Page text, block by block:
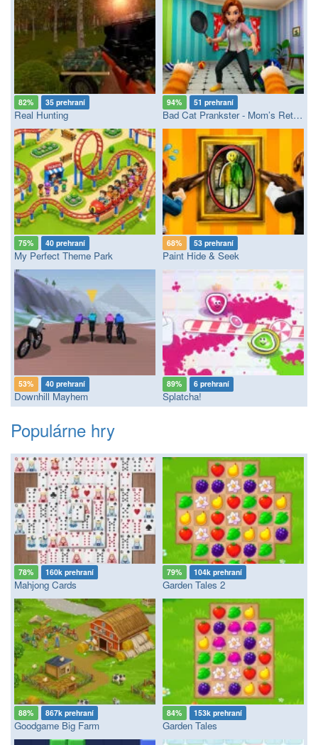
82% 35 prehraní
Real Hunting
94% 51 prehraní
Bad Cat Prankster - Mom’s Return
75% 40 prehraní
My Perfect Theme Park
68% 53 prehraní
Paint Hide & Seek
53% 40 prehraní
Downhill Mayhem
89% 6 prehraní
Splatcha!
Populárne hry
78% 160k prehraní
Mahjong Cards
79% 104k prehraní
Garden Tales 2
88% 867k prehraní
Goodgame Big Farm
84% 153k prehraní
Garden Tales